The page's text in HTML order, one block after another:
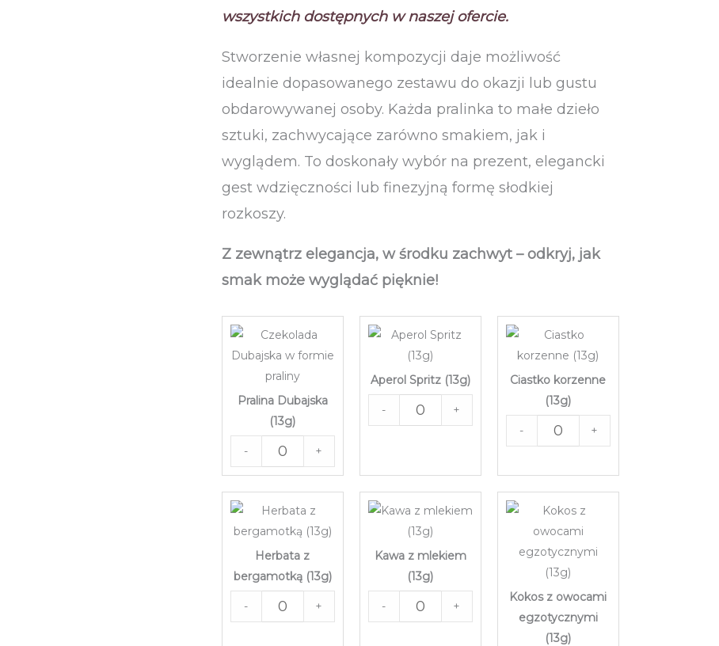
wszystkich dostępnych w naszej ofercie.
Stworzenie własnej kompozycji daje możliwość
idealnie dopasowanego zestawu do okazji lub gustu
obdarowywanej osoby. Każda pralinka to małe dzieło
sztuki, zachwycające zarówno smakiem, jak i
wyglądem. To doskonały wybór na prezent, elegancki
gest wdzięczności lub finezyjną formę słodkiej
rozkoszy.
Z zewnątrz elegancja, w środku zachwyt – odkryj, jak
smak może wyglądać pięknie!
Pralina Dubajska
(13g)
- +
Aperol Spritz (13g)
- +
Ciastko korzenne
(13g)
- +
Herbata z
bergamotką (13g)
- +
Kawa z mlekiem
(13g)
- +
Kokos z owocami
egzotycznymi
(13g)